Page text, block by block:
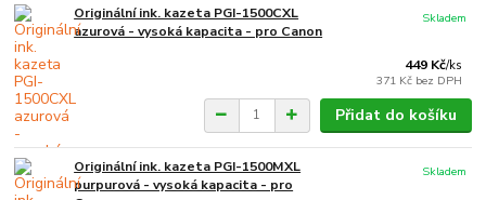
Originální ink. kazeta PGI-1500CXL
azurová - vysoká kapacita - pro Canon
449 Kč/ks
371 Kč bez DPH
Skladem
Přidat do košíku
Originální ink. kazeta PGI-1500MXL
purpurová - vysoká kapacita - pro
Skladem